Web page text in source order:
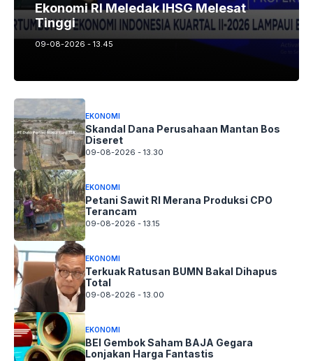
Ekonomi RI Meledak IHSG Melesat
Tinggi
09-08-2026 - 13.45
EKONOMI
Skandal Dana Perusahaan Mantan Bos
Diseret
09-08-2026 - 13.30
EKONOMI
Petani Sawit RI Merana Produksi CPO
Terancam
09-08-2026 - 13.15
EKONOMI
Terkuak Ratusan BUMN Bakal Dihapus
Total
09-08-2026 - 13.00
EKONOMI
BEI Gembok Saham BAJA Gegara
Lonjakan Harga Fantastis